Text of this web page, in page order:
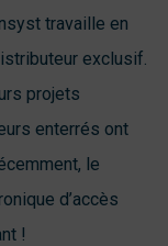
travaille en
exclusif.
projets
enterrés ont
le
d’accès
!